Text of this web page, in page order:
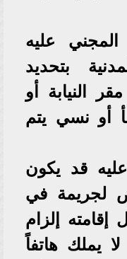
المجني عليه
بتحديد
النيابة أو
أو نسي يتم
قد يكون
لجريمة في
إلزام
يملك هاتفاً